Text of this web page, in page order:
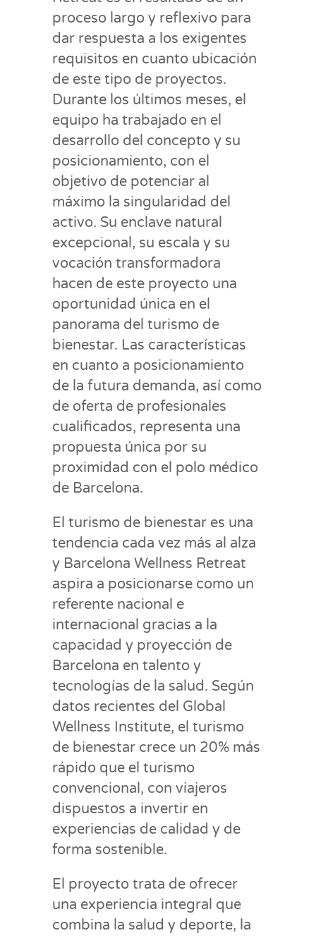
proceso largo y reflexivo para
dar respuesta a los exigentes
requisitos en cuanto ubicación
de este tipo de proyectos.
Durante los últimos meses, el
equipo ha trabajado en el
desarrollo del concepto y su
posicionamiento, con el
objetivo de potenciar al
máximo la singularidad del
activo. Su enclave natural
excepcional, su escala y su
vocación transformadora
hacen de este proyecto una
oportunidad única en el
panorama del turismo de
bienestar. Las características
en cuanto a posicionamiento
de la futura demanda, así como
de oferta de profesionales
cualificados, representa una
propuesta única por su
proximidad con el polo médico
de Barcelona.
El turismo de bienestar es una
tendencia cada vez más al alza
y Barcelona Wellness Retreat
aspira a posicionarse como un
referente nacional e
internacional gracias a la
capacidad y proyección de
Barcelona en talento y
tecnologías de la salud. Según
datos recientes del Global
Wellness Institute, el turismo
de bienestar crece un 20% más
rápido que el turismo
convencional, con viajeros
dispuestos a invertir en
experiencias de calidad y de
forma sostenible.
El proyecto trata de ofrecer
una experiencia integral que
combina la salud y deporte, la